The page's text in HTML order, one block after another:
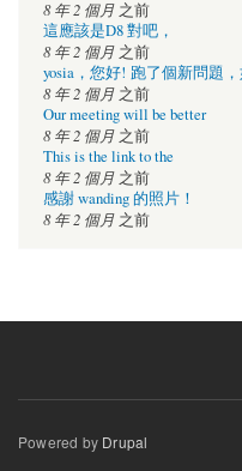
8 年 2 個月 之前
這應該是D8 對吧，
8 年 2 個月 之前
yosia，您好! 跑了個新問題
8 年 2 個月 之前
Our meeting will be better
8 年 2 個月 之前
This is the link to the
8 年 2 個月 之前
感謝 wanding 的照片！
8 年 2 個月 之前
Powered by Drupal